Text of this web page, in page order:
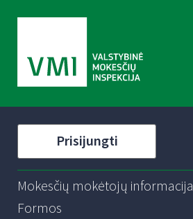
Prisijungti
Mokesčių mokėtojų informacija
Formos